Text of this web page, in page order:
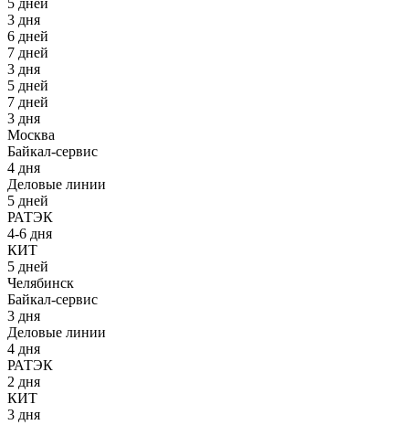
5 дней
3 дня
6 дней
7 дней
3 дня
5 дней
7 дней
3 дня
Москва
Байкал-сервис
4 дня
Деловые линии
5 дней
РАТЭК
4-6 дня
КИТ
5 дней
Челябинск
Байкал-сервис
3 дня
Деловые линии
4 дня
РАТЭК
2 дня
КИТ
3 дня